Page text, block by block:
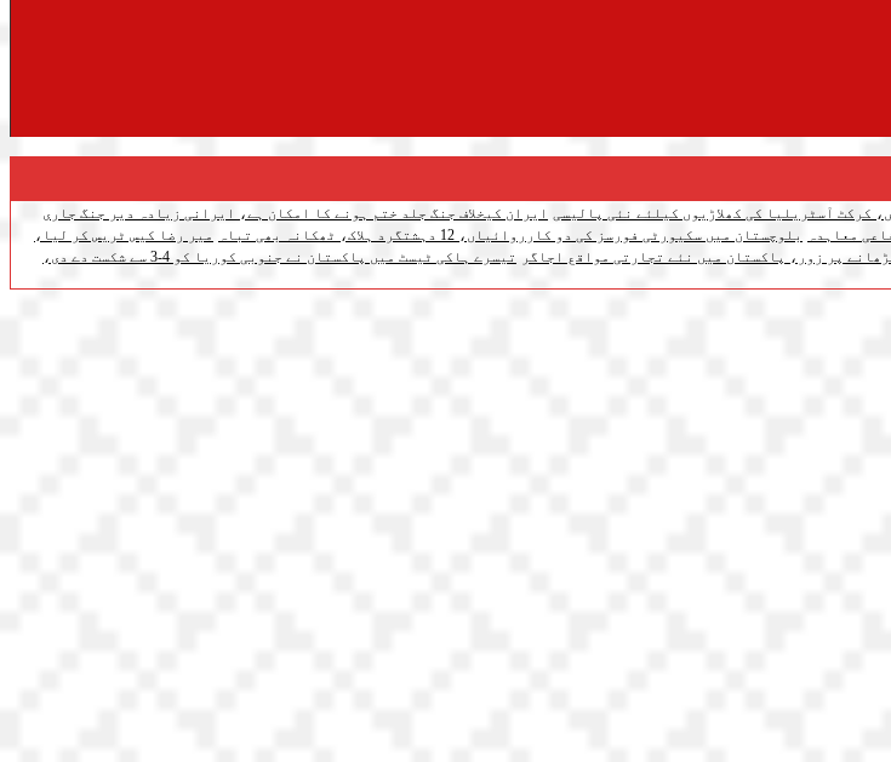
کرکٹ آسٹریلیا کی کھلاڑیوں کیلئے نئی پالیسی ایران کیخلاف جنگ جلد ختم ہونے کا امکان ہے، ایرانی زیادہ دیر جنگ جاری
معاہدہ بلوچستان میں سکیورٹی فورسز کی دو کارروائیاں، 12 دہشتگرد ہلاک، ٹھکانہ بھی تباہ
میر رضا کیس ٹریس کر لیا،
پر زور، پاکستان میں نئے تجارتی مواقع اجاگر
تیسرے ہاکی ٹیسٹ میں پاکستان نے جنوبی کوریا کو 4-3 سے شکست دے دی،